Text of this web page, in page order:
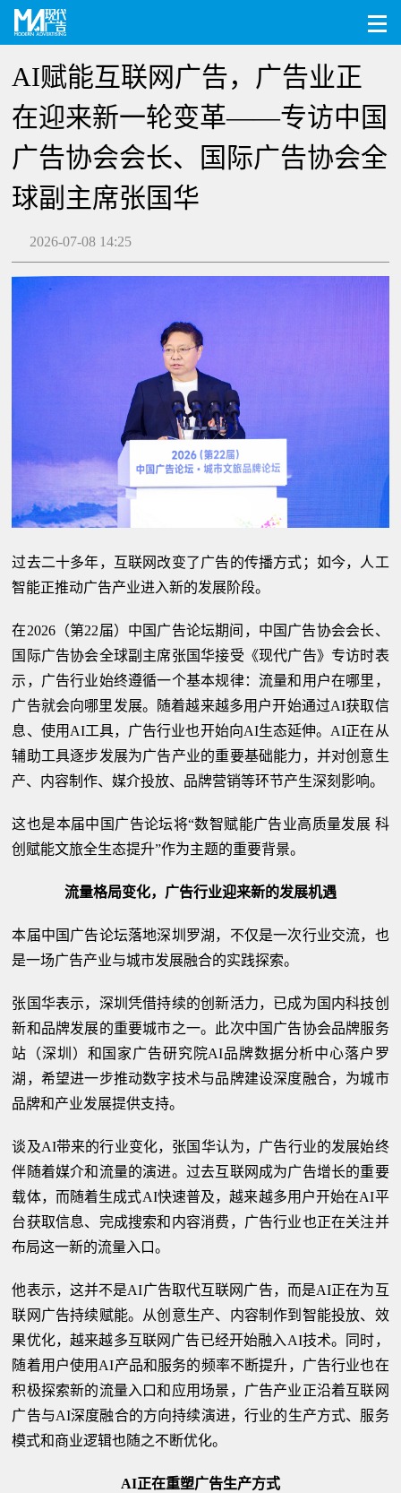
AI赋能互联网广告，广告业正
在迎来新一轮变革——专访中国
广告协会会长、国际广告协会全
球副主席张国华
2026-07-08 14:25
过去二十多年，互联网改变了广告的传播方式；如今，人工
智能正推动广告产业进入新的发展阶段。
在2026（第22届）中国广告论坛期间，中国广告协会会长、
国际广告协会全球副主席张国华接受《现代广告》专访时表
示，广告行业始终遵循一个基本规律：流量和用户在哪里，
广告就会向哪里发展。随着越来越多用户开始通过AI获取信
息、使用AI工具，广告行业也开始向AI生态延伸。AI正在从
辅助工具逐步发展为广告产业的重要基础能力，并对创意生
产、内容制作、媒介投放、品牌营销等环节产生深刻影响。
这也是本届中国广告论坛将“数智赋能广告业高质量发展 科
创赋能文旅全生态提升”作为主题的重要背景。
流量格局变化，广告行业迎来新的发展机遇
本届中国广告论坛落地深圳罗湖，不仅是一次行业交流，也
是一场广告产业与城市发展融合的实践探索。
张国华表示，深圳凭借持续的创新活力，已成为国内科技创
新和品牌发展的重要城市之一。此次中国广告协会品牌服务
站（深圳）和国家广告研究院AI品牌数据分析中心落户罗
湖，希望进一步推动数字技术与品牌建设深度融合，为城市
品牌和产业发展提供支持。
谈及AI带来的行业变化，张国华认为，广告行业的发展始终
伴随着媒介和流量的演进。过去互联网成为广告增长的重要
载体，而随着生成式AI快速普及，越来越多用户开始在AI平
台获取信息、完成搜索和内容消费，广告行业也正在关注并
布局这一新的流量入口。
他表示，这并不是AI广告取代互联网广告，而是AI正在为互
联网广告持续赋能。从创意生产、内容制作到智能投放、效
果优化，越来越多互联网广告已经开始融入AI技术。同时，
随着用户使用AI产品和服务的频率不断提升，广告行业也在
积极探索新的流量入口和应用场景，广告产业正沿着互联网
广告与AI深度融合的方向持续演进，行业的生产方式、服务
模式和商业逻辑也随之不断优化。
AI正在重塑广告生产方式